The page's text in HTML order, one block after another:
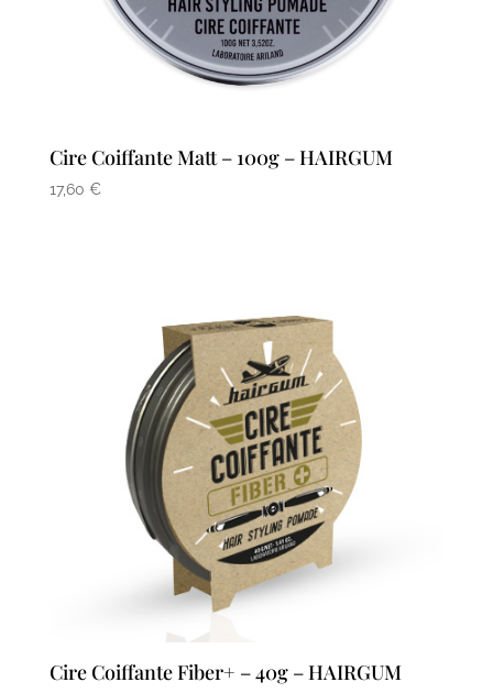
Cire Coiffante Matt – 100g – HAIRGUM
17,60 €
Cire Coiffante Fiber+ – 40g – HAIRGUM